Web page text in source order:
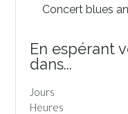
Concert blues
En espérant
dans...
Jours
Heures